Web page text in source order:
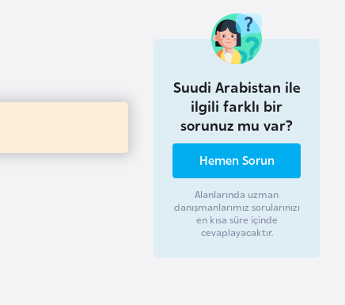
Suudi Arabistan ile
ilgili farklı bir
sorunuz mu var?
Hemen Sorun
Alanlarında uzman
danışmanlarımız sorularınızı
en kısa süre içinde
cevaplayacaktır.